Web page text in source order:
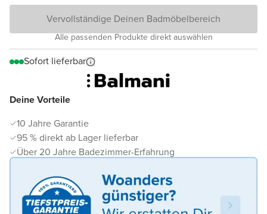
Deine Vorteile
10 Jahre Garantie
95 % direkt ab Lager lieferbar
Über 20 Jahre Badezimmer-Erfahrung
Vervollständige Deinen Badmöbelbereich
Alle passenden Produkte direkt auswählen
Sofort lieferbar